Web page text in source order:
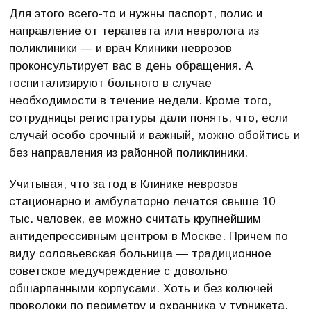
Для этого всего-то и нужны паспорт, полис и
направление от терапевта или невролога из
поликлиники — и врач Клиники неврозов
проконсультирует вас в день обращения. А
госпитализируют больного в случае
необходимости в течение недели. Кроме того,
сотрудницы регистратуры дали понять, что, если
случай особо срочный и важный, можно обойтись и
без направления из районной поликлиники.
Учитывая, что за год в Клинике неврозов
стационарно и амбулаторно лечатся свыше 10
тыс. человек, ее можно считать крупнейшим
антидепрессивным центром в Москве. Причем по
виду соловьевская больница — традиционное
советское медучреждение с довольно
обшарпанными корпусами. Хоть и без колючей
проволоки по периметру и охранника у турникета,